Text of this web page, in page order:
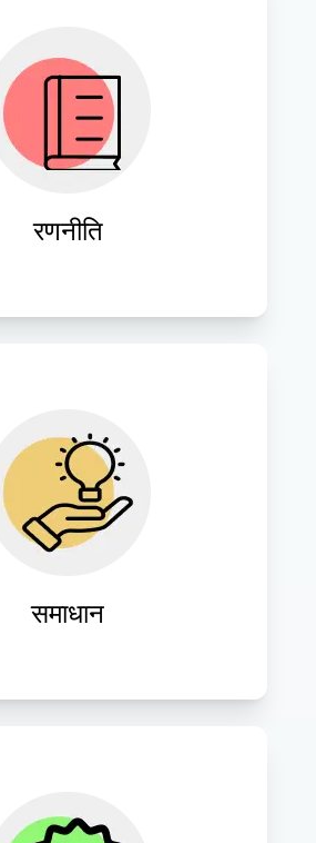
रणनीति
प्रथाओं और नवाचार का लाभ
व्यावसायिक उद्देश्यों के अनुरूप
रणनीतियाँ विकसित करें।
समाधान
आवश्यकताओं को पूरा करने
दक्षता बढ़ाने के लिए अनुकूलित
का डिज़ाइन और कार्यान्वयन।